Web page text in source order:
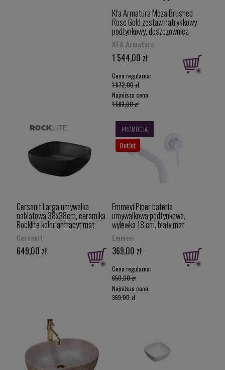
Kfa Armatura Moza Brushed
Rose Gold zestaw natryskowy
podtynkowy, deszczownica
28cm, kolor PVD miedź
szczotkowana 5039-501-34
KFA Armatura
1 544,00 zł
Cena regularna:
1 672,00 zł
Najniższa cena:
1 583,00 zł
Cersanit Larga umywalka
nablatowa 38x38cm, ceramika
Rocklite kolor antracyt mat
K677-012
Cersanit
649,00 zł
Emmevi Piper bateria
umywalkowa podtynkowa,
wylewka 18 cm, biały mat
45055-18BO
Emmevi
369,00 zł
Cena regularna:
650,00 zł
Najniższa cena:
369,00 zł
PROMOCJA
Outlet